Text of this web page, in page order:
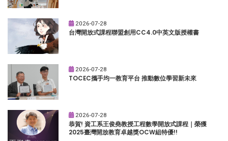
2026-07-28
台灣開放式課程聯盟創用CC4.0中英文版授權書
2026-07-28
TOCEC攜手均一教育平台 推動數位學習新未來
2026-07-28
恭賀! 資工系王俊堯教授工程數學開放式課程｜榮獲
2025臺灣開放教育卓越獎OCW組特優!!